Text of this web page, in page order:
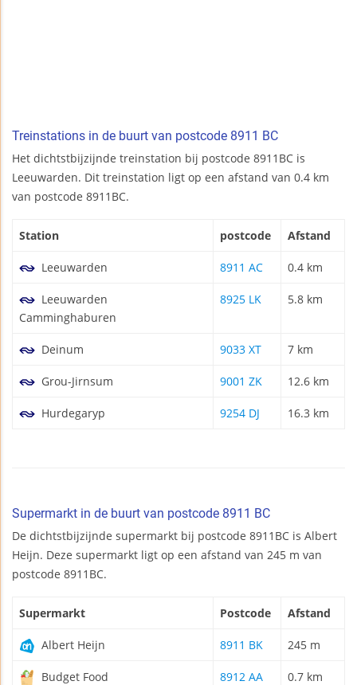
Treinstations in de buurt van postcode 8911 BC
Het dichtstbijzijnde treinstation bij postcode 8911BC is
Leeuwarden. Dit treinstation ligt op een afstand van 0.4 km
van postcode 8911BC.
Station postcode Afstand
Leeuwarden 8911 AC 0.4 km
Leeuwarden
Camminghaburen
8925 LK 5.8 km
Deinum 9033 XT 7 km
Grou-Jirnsum 9001 ZK 12.6 km
Hurdegaryp 9254 DJ 16.3 km
Supermarkt in de buurt van postcode 8911 BC
De dichtstbijzijnde supermarkt bij postcode 8911BC is Albert
Heijn. Deze supermarkt ligt op een afstand van 245 m van
postcode 8911BC.
Supermarkt Postcode Afstand
Albert Heijn 8911 BK 245 m
Budget Food 8912 AA 0.7 km